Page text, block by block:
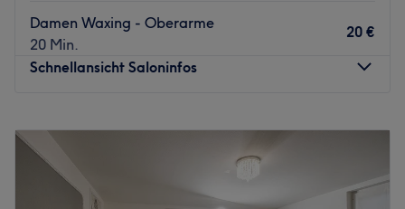
Damen Waxing - Oberarme
20 Min.
20 €
Schnellansicht Saloninfos
Mittwoch
Donnerstag
15:00